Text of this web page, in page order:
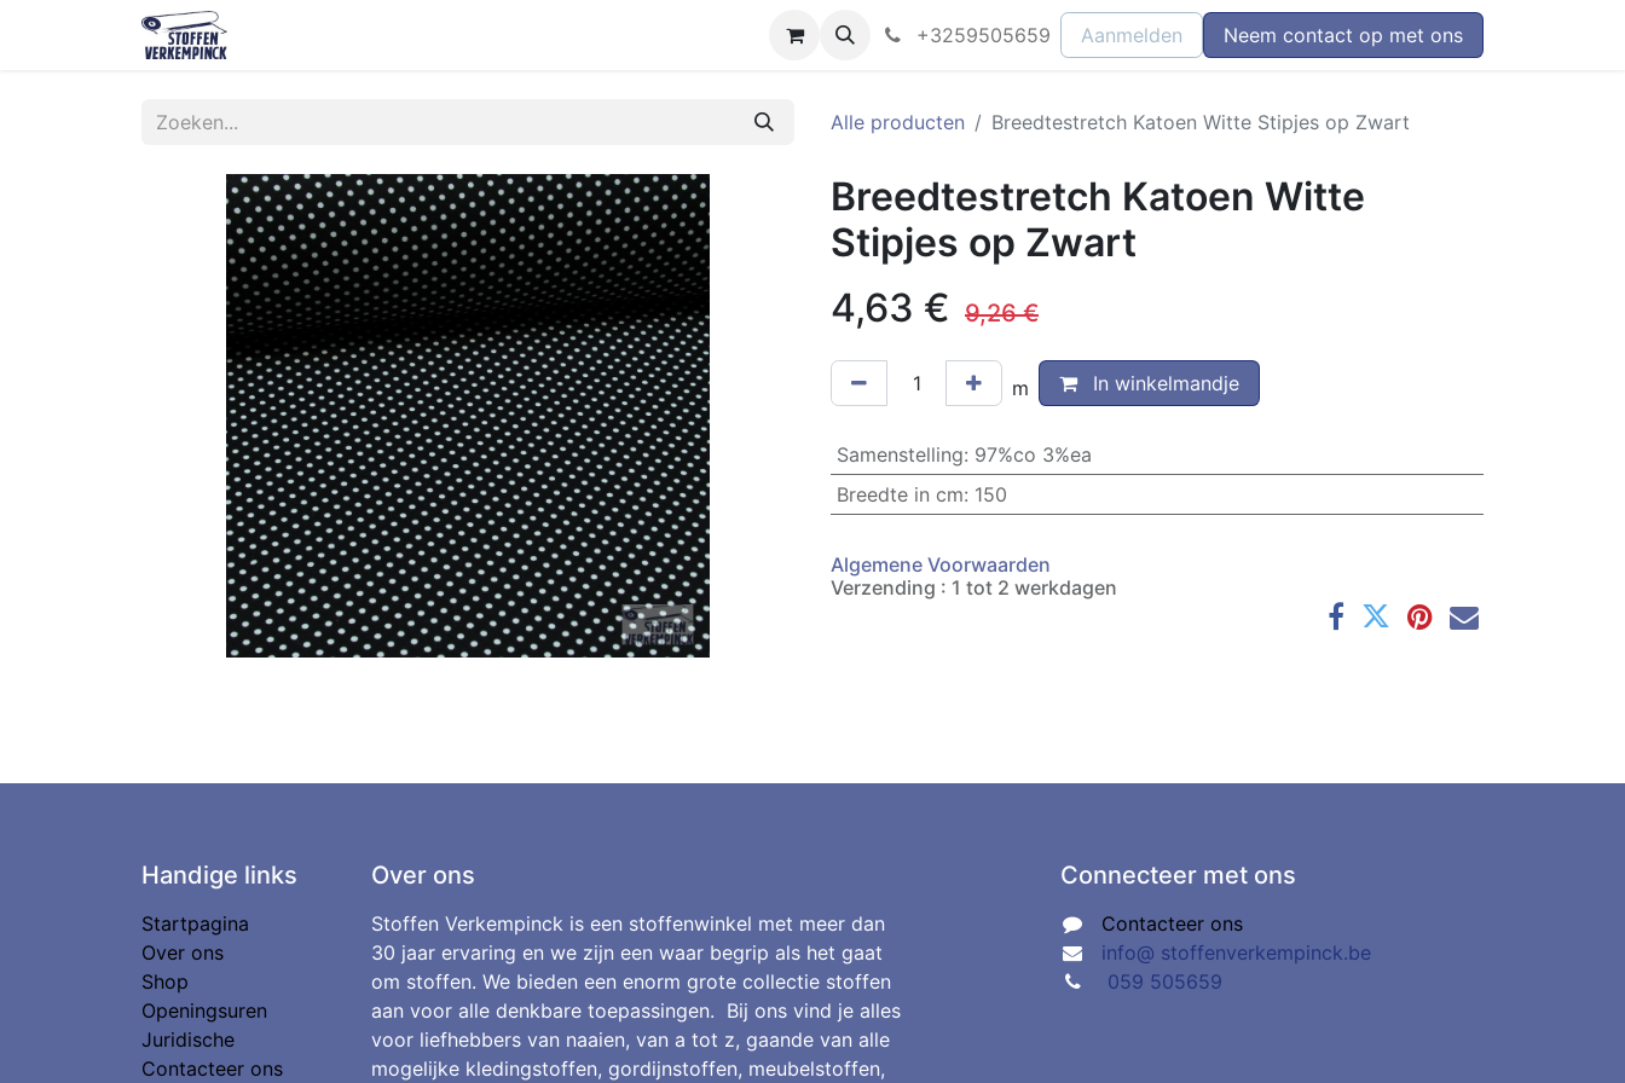
+3259505659 Aanmelden Neem contact op met ons
Alle producten Breedtestretch Katoen Witte Stipjes op Zwart
Breedtestretch Katoen Witte
Stipjes op Zwart
4,63 € 9,26€
m In winkelmandje
Samenstelling: 97%co 3%ea
Breedte in cm: 150
Algemene Voorwaarden
Verzending : 1 tot 2 werkdagen
Handige links
Startpagina
Over ons
Shop
Openingsuren
Juridische
Contacteer ons
Over ons
Stoffen Verkempinck is een stoffenwinkel met meer dan
30 jaar ervaring en we zijn een waar begrip als het gaat
om stoffen. We bieden een enorm grote collectie stoffen
aan voor alle denkbare toepassingen. Bij ons vind je alles
voor liefhebbers van naaien, van a tot z, gaande van alle
mogelijke kledingstoffen, gordijnstoffen, meubelstoffen,
Connecteer met ons
Contacteer ons
info@ stoffenverkempinck.be
059 505659